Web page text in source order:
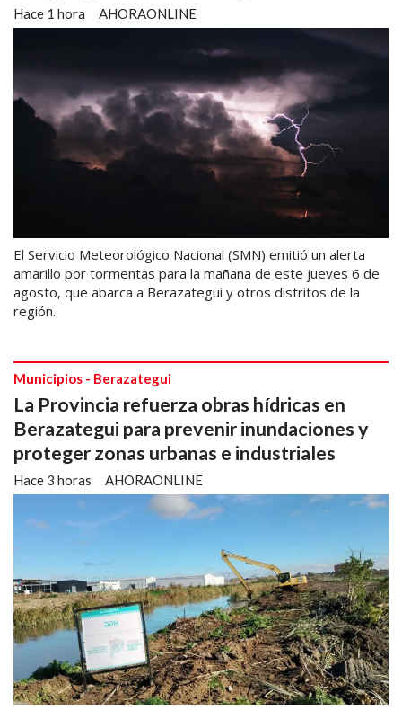
AHORAONLINE
Hace 1 hora
El Servicio Meteorológico Nacional (SMN) emitió un alerta
amarillo por tormentas para la mañana de este jueves 6 de
agosto, que abarca a Berazategui y otros distritos de la
región.
La Provincia refuerza obras hídricas en
Berazategui para prevenir inundaciones y
proteger zonas urbanas e industriales
AHORAONLINE
Municipios - Berazategui
Hace 3 horas